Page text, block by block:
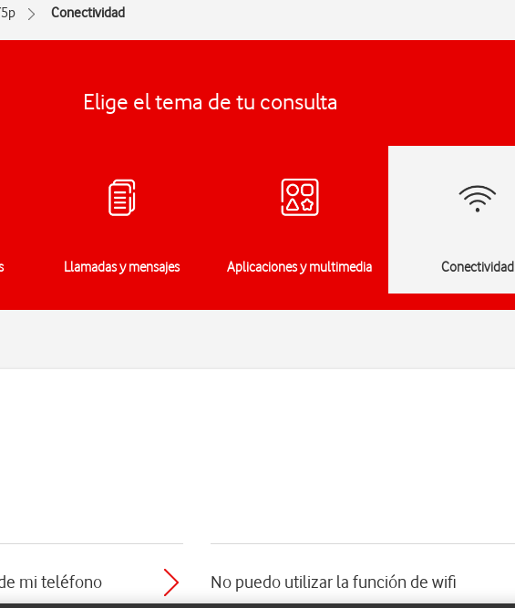
Conectividad
Elige el tema de tu consulta
Llamadas y mensajes Aplicaciones y multimedia Conectividad
mi teléfono No puedo utilizar la función de wifi